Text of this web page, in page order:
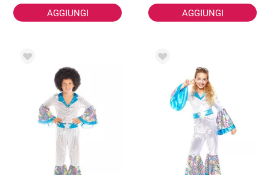
AGGIUNGI AGGIUNGI